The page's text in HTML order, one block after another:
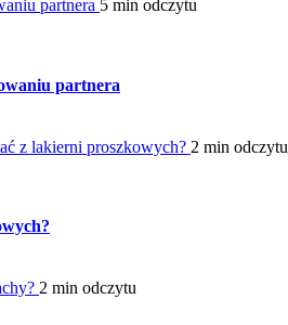
partnera 5 min odczytu
partnera
z lakierni proszkowych? 2 min odczytu
2 min odczytu